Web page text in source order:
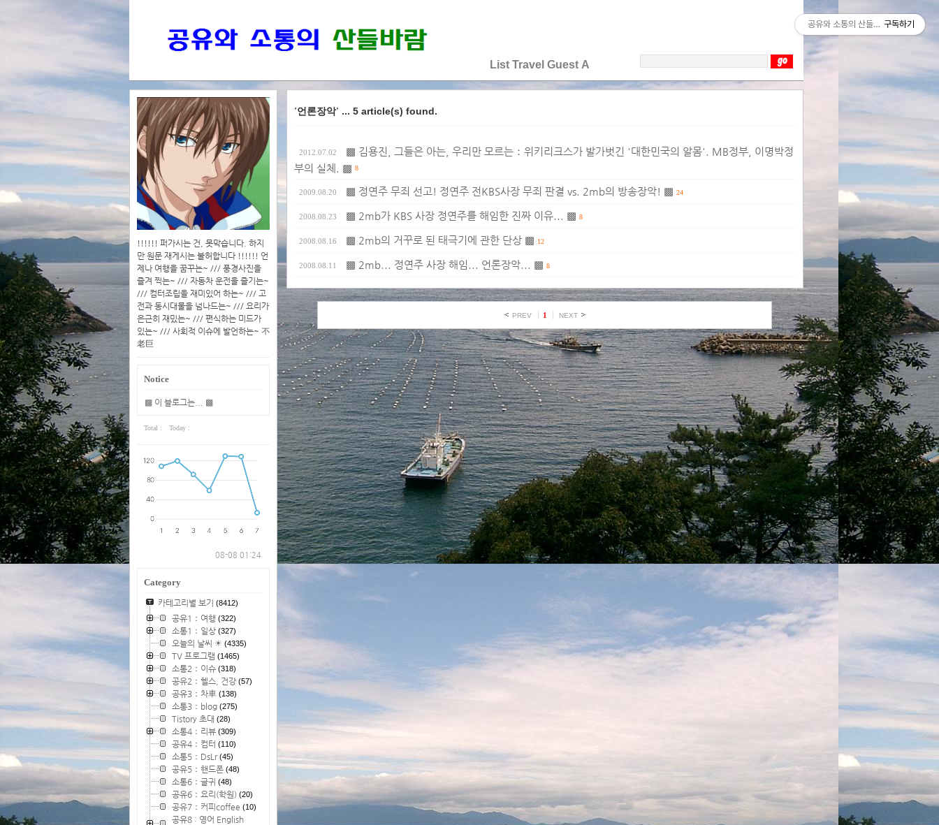
List Travel Guest A
!!!!!! 퍼가시는 건, 못막습니다. 하지
만 원문 재게시는 불허합니다 !!!!!! 언
제나 여행을 꿈꾸는~ /// 풍경사진을
즐겨 찍는~ /// 자동차 운전을 즐기는~
/// 컴터조립을 재미있어 하는~ /// 고
전과 동시대물을 넘나드는~ /// 요리가
은근히 재밌는~ /// 편식하는 미드가
있는~ /// 사회적 이슈에 발언하는~ 不
老巨
Notice
▩ 이 블로그는... ▩
Total : Today :
08-08 01:24
Category
카테고리별 보기 (8412)
공유1：여행 (322)
소통1：일상(327)
오늘의 날씨 ☀ (4335)
TV 프로그램 (1465)
소통2：이슈(318)
공유2：헬스, 건강(57)
공유3：차車(138)
소통3：blog(275)
Tistory 초대 (28)
소통4：리뷰(309)
공유4：컴터 (110)
소통5：DsLr(45)
공유5：핸드폰(48)
소통6：글귀 (48)
공유6：요리(학원)(20)
공유7：커피coffee (10)
공유8 : 영어 English
'언론장악' ... 5 article(s) found.
2012.07.02 ▩ 김용진, 그들은 아는, 우리만 모르는：위키리크스가 발가벗긴 '대한민국의 알몸'. MB정부, 이명박정
부의 실체. ▩ 8
2009.08.20 ▩ 정연주 무죄 선고! 정연주 전KBS사장 무죄 판결 vs. 2mb의 방송장악! ▩ 24
2008.08.23 ▩ 2mb가 KBS 사장 정연주를 해임한 진짜 이유... ▩ 8
2008.08.16 ▩ 2mb의 거꾸로 된 태극기에 관한 단상 ▩ 12
2008.08.11 ▩ 2mb... 정연주 사장 해임... 언론장악... ▩ 8
PREV 1 NEXT
공유와 소통의 산들바람구독하기